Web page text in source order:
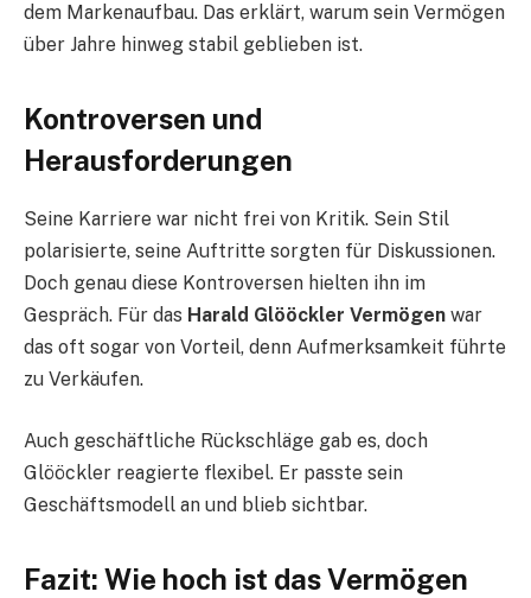
dem Markenaufbau. Das erklärt, warum sein Vermögen
über Jahre hinweg stabil geblieben ist.
Kontroversen und
Herausforderungen
Seine Karriere war nicht frei von Kritik. Sein Stil
polarisierte, seine Auftritte sorgten für Diskussionen.
Doch genau diese Kontroversen hielten ihn im
Gespräch. Für das Harald Glööckler Vermögen war
das oft sogar von Vorteil, denn Aufmerksamkeit führte
zu Verkäufen.
Auch geschäftliche Rückschläge gab es, doch
Glööckler reagierte flexibel. Er passte sein
Geschäftsmodell an und blieb sichtbar.
Fazit: Wie hoch ist das Vermögen